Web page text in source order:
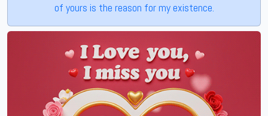
of yours is the reason for my existence.